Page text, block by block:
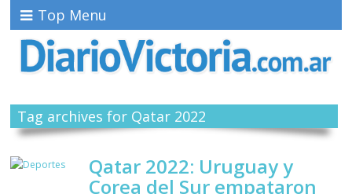
Top Menu
Tag archives for Qatar 2022
Qatar 2022: Uruguay y
Corea del Sur empataron